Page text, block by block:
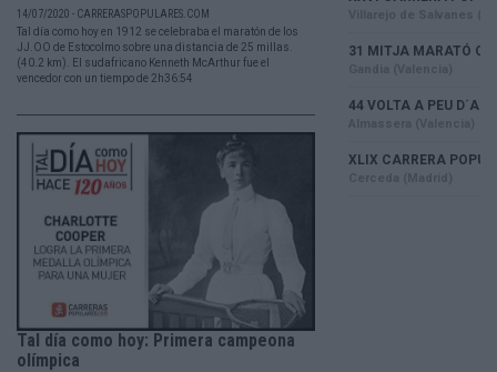
14/07/2020 - CARRERASPOPULARES.COM
Tal día como hoy en 1912 se celebraba el maratón de los
JJ.OO de Estocolmo sobre una distancia de 25 millas.
(40.2 km). El sudafricano Kenneth McArthur fue el
vencedor con un tiempo de 2h36:54
Tal día como hoy: Primera campeona
olímpica